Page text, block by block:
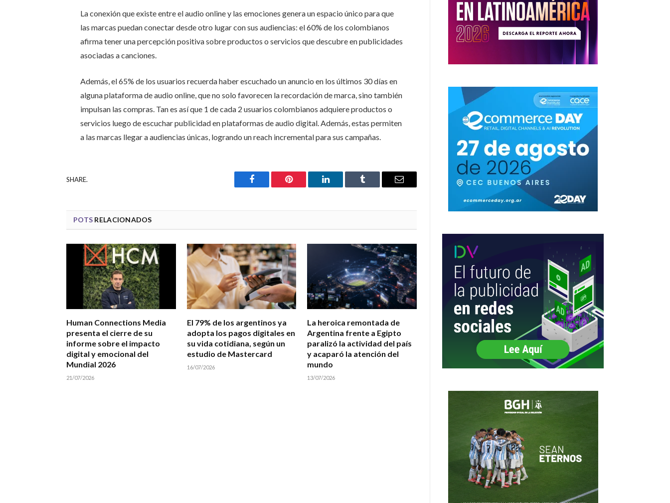
La conexión que existe entre el audio online y las emociones genera un espacio único para que
las marcas puedan conectar desde otro lugar con sus audiencias: el 60% de los colombianos
afirma tener una percepción positiva sobre productos o servicios que descubre en publicidades
asociadas a canciones.
Además, el 65% de los usuarios recuerda haber escuchado un anuncio en los últimos 30 días en
alguna plataforma de audio online, que no solo favorecen la recordación de marca, sino también
impulsan las compras. Tan es así que 1 de cada 2 usuarios colombianos adquiere productos o
servicios luego de escuchar publicidad en plataformas de audio digital. Además, estas permiten
a las marcas llegar a audiencias únicas, logrando un reach incremental para sus campañas.
SHARE.
Facebook Pinterest LinkedIn Tumblr Email
POTS RELACIONADOS
Human Connections Media
presenta el cierre de su
informe sobre el impacto
digital y emocional del
Mundial 2026
21/07/2026
El 79% de los argentinos ya
adopta los pagos digitales en
su vida cotidiana, según un
estudio de Mastercard
16/07/2026
La heroica remontada de
Argentina frente a Egipto
paralizó la actividad del país
y acaparó la atención del
mundo
13/07/2026